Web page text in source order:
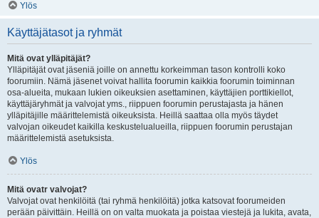
Ylös
Käyttäjätasot ja ryhmät
Mitä ovat ylläpitäjät?
Ylläpitäjät ovat jäseniä joille on annettu korkeimman tason kontrolli koko
foorumiin. Nämä jäsenet voivat hallita foorumin kaikkia foorumin toiminnan
osa-alueita, mukaan lukien oikeuksien asettaminen, käyttäjien porttikiellot,
käyttäjäryhmät ja valvojat yms., riippuen foorumin perustajasta ja hänen
ylläpitäjille määrittelemistä oikeuksista. Heillä saattaa olla myös täydet
valvojan oikeudet kaikilla keskustelualueilla, riippuen foorumin perustajan
määrittelemistä asetuksista.
Ylös
Mitä ovatr valvojat?
Valvojat ovat henkilöitä (tai ryhmä henkilöitä) jotka katsovat foorumeiden
perään päivittäin. Heillä on on valta muokata ja poistaa viestejä ja lukita, avata,